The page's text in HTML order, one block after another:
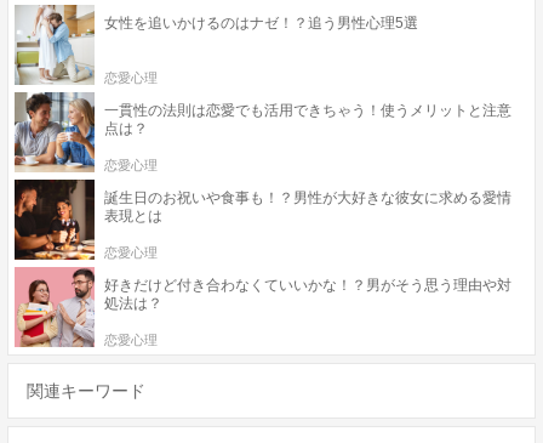
女性を追いかけるのはナゼ！？追う男性心理5選
恋愛心理
一貫性の法則は恋愛でも活用できちゃう！使うメリットと注意
点は？
恋愛心理
誕生日のお祝いや食事も！？男性が大好きな彼女に求める愛情
表現とは
恋愛心理
好きだけど付き合わなくていいかな！？男がそう思う理由や対
処法は？
恋愛心理
関連キーワード